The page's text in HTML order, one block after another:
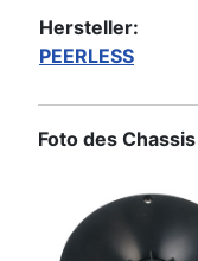
Hersteller:
PEERLESS
Foto des Chassis